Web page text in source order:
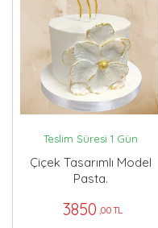
Teslim Süresi 1 Gün
Çiçek Tasarımlı Model
Pasta.
3850 ,00 TL